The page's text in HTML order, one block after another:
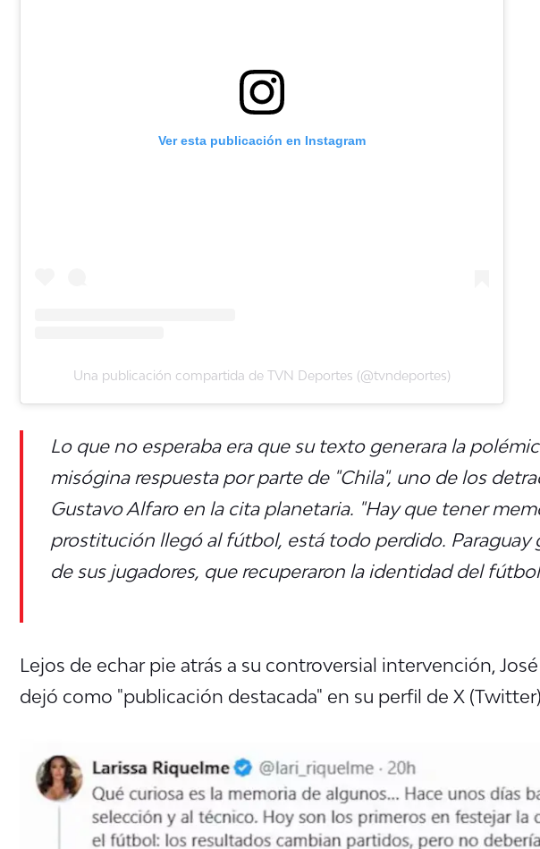
Ver esta publicación en Instagram
Una publicación compartida de TVN Deportes (@tvndeportes)
Lo que no esperaba era que su texto generara la
misógina respuesta por parte de "Chila", uno de los
Gustavo Alfaro en la cita planetaria. "Hay que tener
prostitución llegó al fútbol, está todo perdido. Paraguay
de sus jugadores, que recuperaron la identidad del
Lejos de echar pie atrás a su controversial intervención,
dejó como "publicación destacada" en su perfil de X (Twitter).